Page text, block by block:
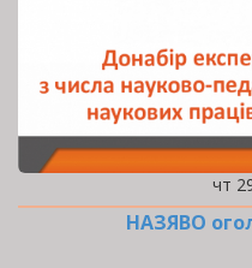
чт
НАЗЯВО